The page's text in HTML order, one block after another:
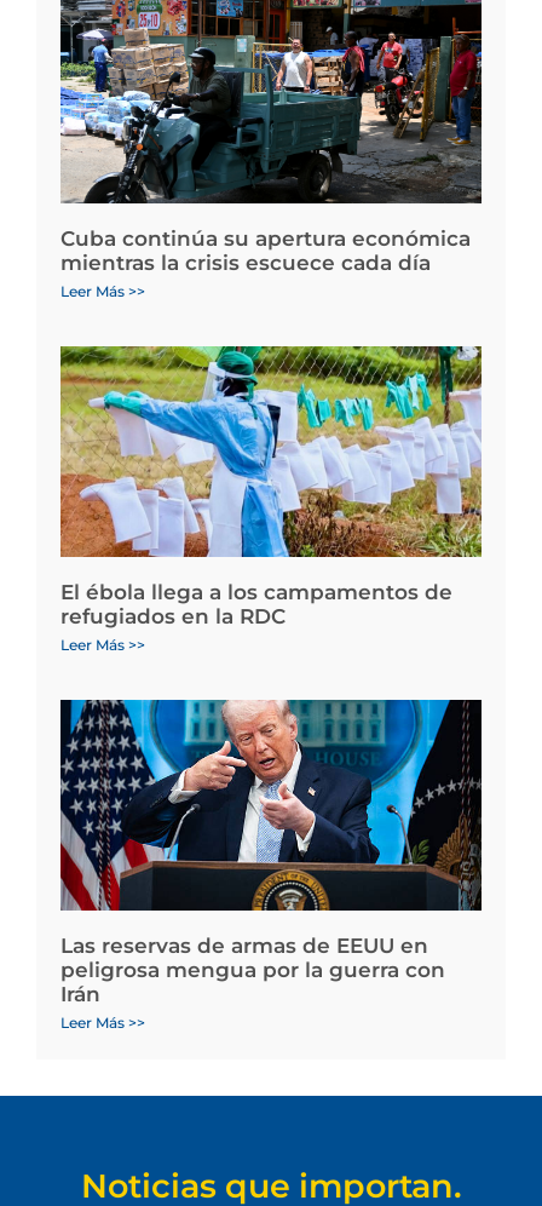
Cuba continúa su apertura económica
mientras la crisis escuece cada día
Leer Más >>
El ébola llega a los campamentos de
refugiados en la RDC
Leer Más >>
Las reservas de armas de EEUU en
peligrosa mengua por la guerra con
Irán
Leer Más >>
Noticias que importan.